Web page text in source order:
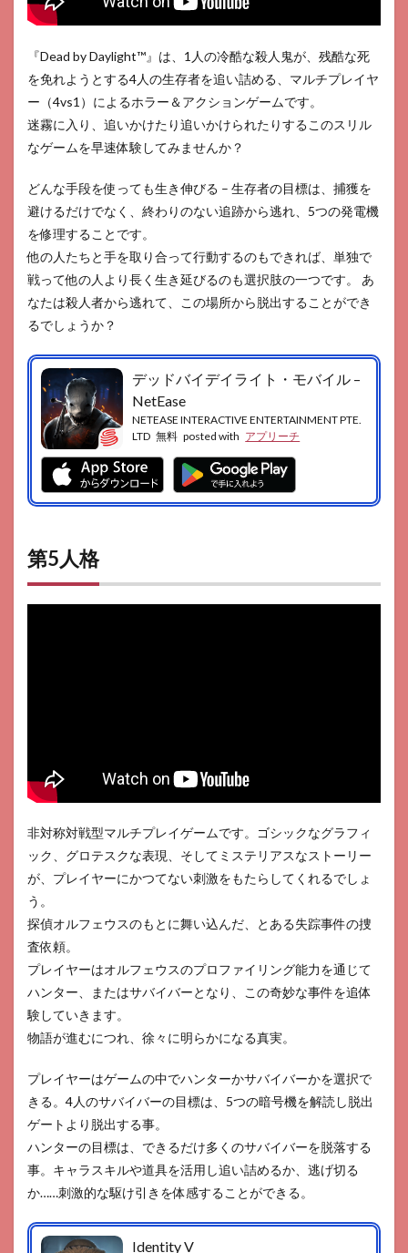
『Dead by Daylight™』は、1人の冷酷な殺人鬼が、残酷な死
を免れようとする4人の生存者を追い詰める、マルチプレイヤ
ー（4vs1）によるホラー＆アクションゲームです。
迷霧に入り、追いかけたり追いかけられたりするこのスリル
なゲームを早速体験してみませんか？
どんな手段を使っても生き伸びる – 生存者の目標は、捕獲を
避けるだけでなく、終わりのない追跡から逃れ、5つの発電機
を修理することです。
他の人たちと手を取り合って行動するのもできれば、単独で
戦って他の人より長く生き延びるのも選択肢の一つです。 あ
なたは殺人者から逃れて、この場所から脱出することができ
るでしょうか？
デッドバイデイライト・モバイル –
NetEase
NETEASE INTERACTIVE ENTERTAINMENT PTE.
LTD 無料 posted with アプリーチ
第5人格
非対称対戦型マルチプレイゲームです。ゴシックなグラフィ
ック、グロテスクな表現、そしてミステリアスなストーリー
が、プレイヤーにかつてない刺激をもたらしてくれるでしょ
う。
探偵オルフェウスのもとに舞い込んだ、とある失踪事件の捜
査依頼。
プレイヤーはオルフェウスのプロファイリング能力を通じて
ハンター、またはサバイバーとなり、この奇妙な事件を追体
験していきます。
物語が進むにつれ、徐々に明らかになる真実。
プレイヤーはゲームの中でハンターかサバイバーかを選択で
きる。4人のサバイバーの目標は、5つの暗号機を解読し脱出
ゲートより脱出する事。
ハンターの目標は、できるだけ多くのサバイバーを脱落する
事。キャラスキルや道具を活用し追い詰めるか、逃げ切る
か……刺激的な駆け引きを体感することができる。
Identity V